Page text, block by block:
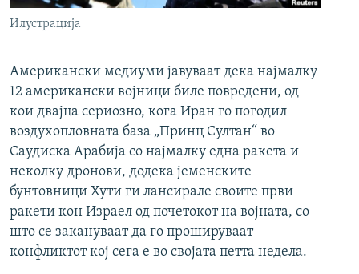
Илустрација
Американски медиуми јавуваат дека најмалку
12 американски војници биле повредени, од
кои двајца сериозно, кога Иран го погодил
воздухопловната база „Принц Султан“ во
Саудиска Арабија со најмалку една ракета и
неколку дронови, додека јеменските
бунтовници Хути ги лансирале своите први
ракети кон Израел од почетокот на војната, со
што се закануваат да го прошируваат
конфликтот кој сега е во својата петта недела.